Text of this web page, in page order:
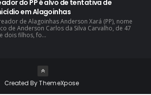
do PP é alvo de tentativa de
em Alagoinhas
de Alagoinhas Anderson Xará (PP), nome
de Anderson Carlos da Silva Carvalho, de 47
dois filhos, fo...
Created ByThemeXpose